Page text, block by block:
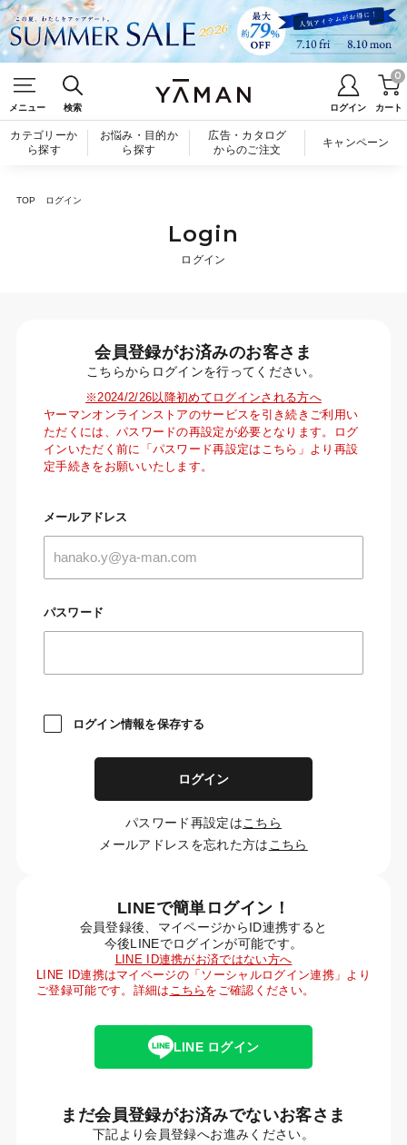
メニュー 検索 ログイン カート
0
カテゴリーか
ら探す
お悩み・目的か
ら探す
広告・カタログ
からのご注文
キャンペーン
TOP ログイン
Login
ログイン
会員登録がお済みのお客さま
こちらからログインを行ってください。
※2024/2/26以降初めてログインされる方へ
ヤーマンオンラインストアのサービスを引き続きご利用い
ただくには、パスワードの再設定が必要となります。ログ
インいただく前に「パスワード再設定はこちら」より再設
定手続きをお願いいたします。
メールアドレス
パスワード
ログイン情報を保存する
ログイン
パスワード再設定はこちら
メールアドレスを忘れた方は こちら
LINEで簡単ログイン！
会員登録後、マイページからID連携すると
今後LINEでログインが可能です。
LINE ID連携がお済ではない方へ
LINE ID連携はマイページの「ソーシャルログイン連携」より
ご登録可能です。詳細は こちら をご確認ください。
LINE ログイン
まだ会員登録がお済みでないお客さま
下記より会員登録へお進みください。